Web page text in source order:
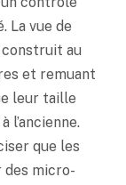
La vue de
au
et remuant
leur taille
l’ancienne.
que les
micro-